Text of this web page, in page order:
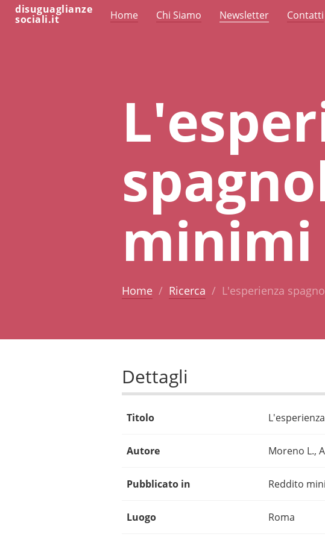
disuguaglianze
sociali.it Home Chi Siamo Newsletter Contatti
minimi
Home Ricerca L'esperienza
Dettagli
Titolo
Autore Moreno L.,
Pubblicato in Reddito
Luogo Roma